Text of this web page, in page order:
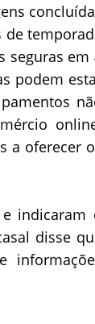
seguras em
podem
a oferecer
indicaram
disse